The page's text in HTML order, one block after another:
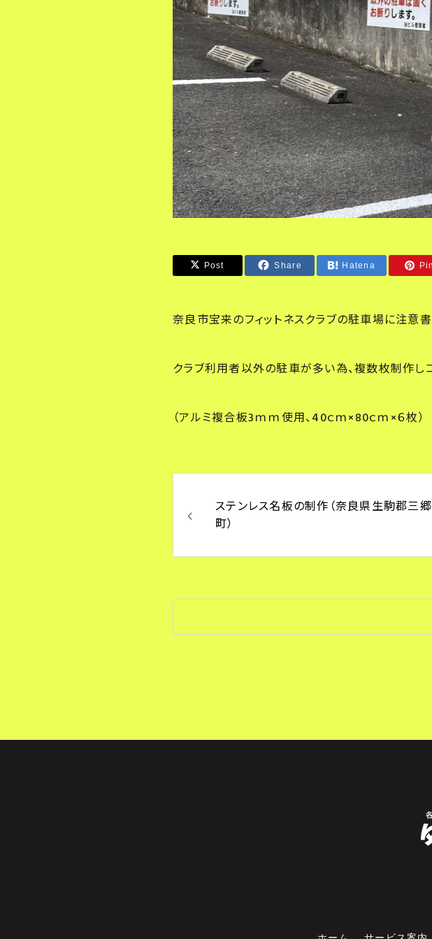
Post Share Hatena
奈良市宝来のフィットネスクラブの駐車場に注意
クラブ利用者以外の駐車が多い為、複数枚制作し
（アルミ複合板3ｍｍ使用、40ｃｍ×80ｃｍ×６枚）
ステンレス名板の制作（奈良県生駒郡三郷
町）